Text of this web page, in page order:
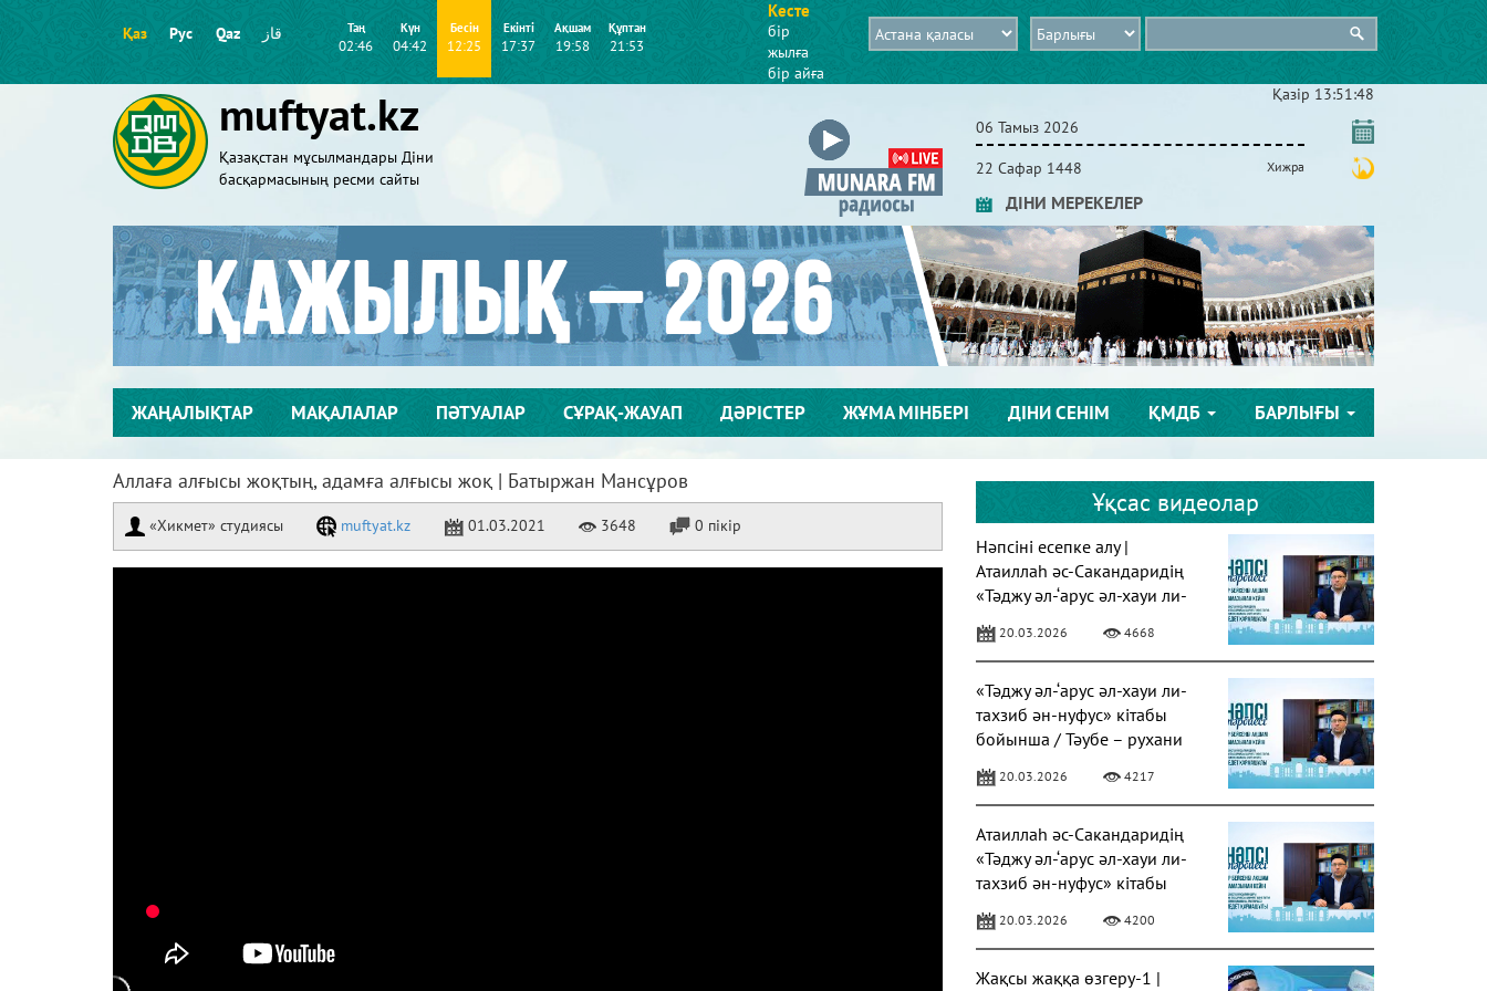
Қаз Рус Qaz قاز Таң
02:46
Күн
04:42
Бесін
12:25
Екінті
17:37
Ақшам
19:58
Құптан
21:53
Кесте
бір
жылға
бір айға
muftyat.kz
Қазақстан мұсылмандары Діни
басқармасының ресми сайты
Қазір 13:51:48
06 Тамыз 2026
22 Сафар 1448 Хижра
ДІНИ МЕРЕКЕЛЕР
ЖАҢАЛЫҚТАР МАҚАЛАЛАР ПӘТУАЛАР СҰРАҚ-ЖАУАП ДӘРІСТЕР ЖҰМА МІНБЕРІ ДІНИ СЕНІМ ҚМДБ БАРЛЫҒЫ
Аллаға алғысы жоқтың, адамға алғысы жоқ | Батыржан Мансұров
«Хикмет» студиясы muftyat.kz 01.03.2021 3648 0 пікір
Ұқсас видеолар
Нәпсіні есепке алу |
Атаиллаһ әс-Сакандаридің
«Тәджу әл-‘арус әл-хауи ли-
20.03.2026 4668
«Тәджу әл-‘арус әл-хауи ли-
тахзиб ән-нуфус» кітабы
бойынша / Тәубе – рухани
20.03.2026 4217
Атаиллаһ әс-Сакандаридің
«Тәджу әл-‘арус әл-хауи ли-
тахзиб ән-нуфус» кітабы
20.03.2026 4200
Жақсы жаққа өзгеру-1 |